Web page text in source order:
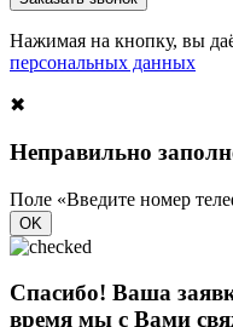
Нажимая на кнопку, вы
персональных данных
✖
Неправильно
Поле «Введите номер
OK
Спасибо! Ваша
время мы с Вами